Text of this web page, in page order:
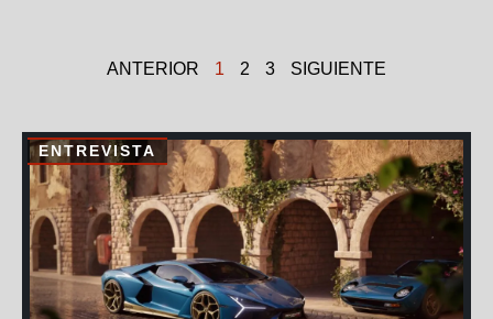
ANTERIOR 1 2 3 SIGUIENTE
ENTREVISTA